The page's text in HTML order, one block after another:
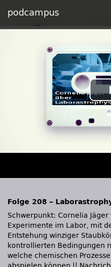
podcampus
Folge 208 –
Schwerpunkt: Cornelia
Experimente im Labor, mit
Entstehung winziger
kontrollierten Bedingungen
welche chemischen